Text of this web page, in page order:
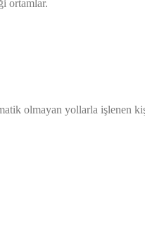
ortamlar.
olmayan yollarla işlenen